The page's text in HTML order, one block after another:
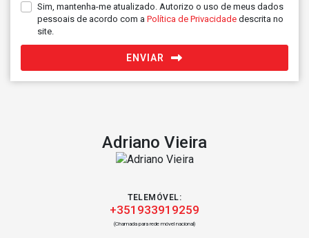
Sim, mantenha-me atualizado. Autorizo o uso de meus dados
pessoais de acordo com a Política de Privacidade descrita no
site.
ENVIAR
Adriano Vieira
TELEMÓVEL:
+351933919259
(Chamada para rede móvel nacional)